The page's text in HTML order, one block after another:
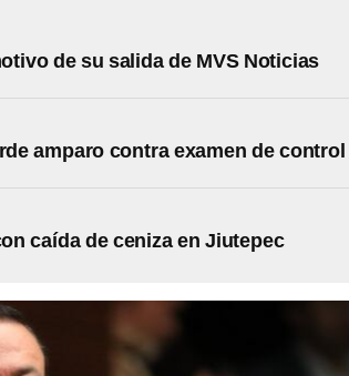
de su salida de MVS Noticias
amparo contra examen de control
caída de ceniza en Jiutepec